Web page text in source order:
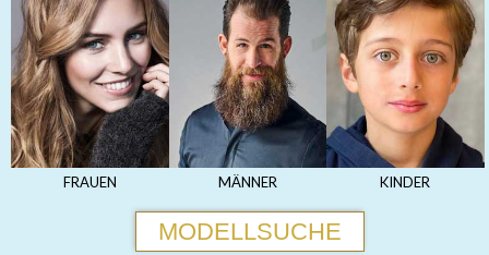
FRAUEN MÄNNER KINDER
MODELLSUCHE